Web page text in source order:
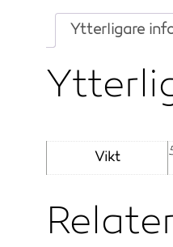
Ytterligare
Vikt